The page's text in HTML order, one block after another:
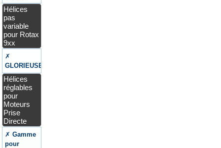
Hélices
pas
variable
pour Rotax
9xx
✗
GLORIEUSE
Hélices
réglables
pour
Moteurs
Prise
Directe
✗Gamme
pour